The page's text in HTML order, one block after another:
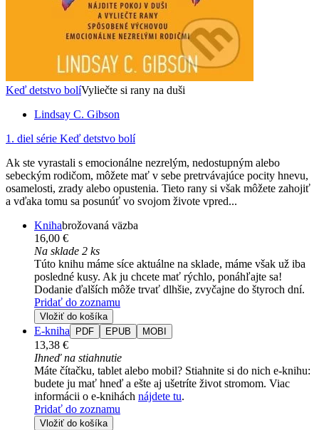
Keď detstvo bolíVyliečte si rany na duši
Lindsay C. Gibson
1. diel série Keď detstvo bolí
Ak ste vyrastali s emocionálne nezrelým, nedostupným alebo
sebeckým rodičom, môžete mať v sebe pretrvávajúce pocity hnevu,
osamelosti, zrady alebo opustenia. Tieto rany si však môžete zahojiť
a vďaka tomu sa posunúť vo svojom živote vpred...
Knihabrožovaná väzba
16,00 €
Na sklade 2 ks
Túto knihu máme síce aktuálne na sklade, máme však už iba
posledné kusy. Ak ju chcete mať rýchlo, ponáhľajte sa!
Dodanie ďalších môže trvať dlhšie, zvyčajne do štyroch dní.
Pridať do zoznamu
Vložiť do košíka
E-kniha PDF EPUB MOBI
13,38 €
Ihneď na stiahnutie
Máte čítačku, tablet alebo mobil? Stiahnite si do nich e-knihu:
budete ju mať hneď a ešte aj ušetríte život stromom. Viac
informácii o e-knihách nájdete tu.
Pridať do zoznamu
Vložiť do košíka